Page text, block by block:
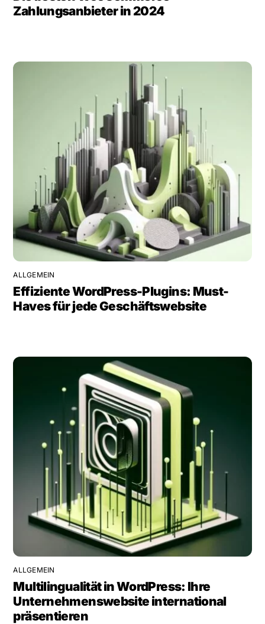
Zahlungsanbieter in 2024
ALLGEMEIN
Effiziente WordPress-Plugins: Must-
Haves für jede Geschäftswebsite
ALLGEMEIN
Multilingualität in WordPress: Ihre
Unternehmenswebsite international
präsentieren